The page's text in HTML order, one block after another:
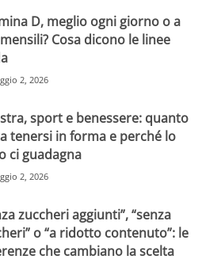
D, meglio ogni giorno o a
Cosa dicono le linee
2, 2026
sport e benessere: quanto
tenersi in forma e perché lo
ci guadagna
2, 2026
zuccheri aggiunti”, “senza
o “a ridotto contenuto”: le
che cambiano la scelta